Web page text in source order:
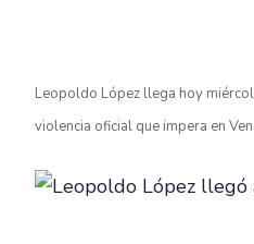
Leopoldo López llega hoy
violencia oficial que impera en